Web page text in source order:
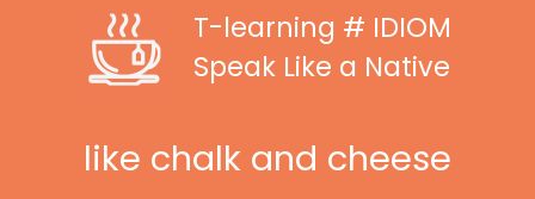
T-learning # IDIOM
Speak Like a Native
like chalk and cheese